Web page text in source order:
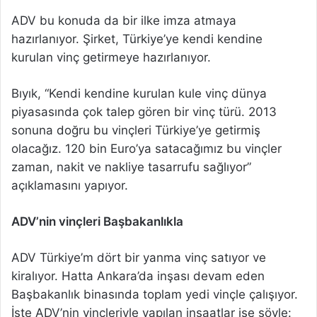
ADV bu konuda da bir ilke imza atmaya
hazırlanıyor. Şirket, Türkiye’ye kendi kendine
kurulan vinç getirmeye hazırlanıyor.
Bıyık, “Kendi kendine kurulan kule vinç dünya
piyasasında çok talep gören bir vinç türü. 2013
sonuna doğru bu vinçleri Türkiye’ye getirmiş
olacağız. 120 bin Euro’ya satacağımız bu vinçler
zaman, nakit ve nakliye tasarrufu sağlıyor”
açıklamasını yapıyor.
ADV’nin vinçleri Başbakanlıkla
ADV Türkiye’m dört bir yanma vinç satıyor ve
kiralıyor. Hatta Ankara’da inşası devam eden
Başbakanlık binasında toplam yedi vinçle çalışıyor.
İşte ADV’nin vinçleriyle yapılan inşaatlar ise şöyle: